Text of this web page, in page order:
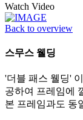
Watch Video
Back to overview
스무스 웰딩
'더블 패스 웰딩'
공하여 프레임에
본 프레임과도 동